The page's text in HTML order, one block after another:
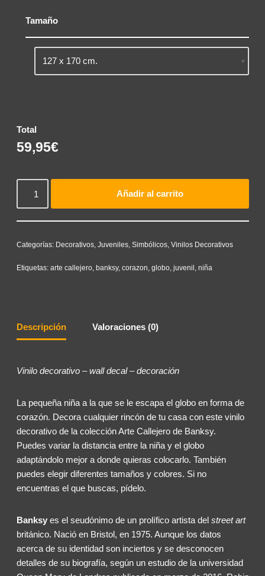
Tamaño
Total
59,95€
Añadir al carrito
Categorías: Decorativos, Juveniles, Simbólicos, Vinilos Decorativos
Etiquetas: arte callejero, banksy, corazon, globo, juvenil , niña
Descripción Valoraciones (0)
Vinilo decorativo – wall decal – decoración
La pequeña niña a la que se le escapa el globo en forma de
corazón. Decora cualquier rincón de tu casa con este vinilo
decorativo de la colección Arte Callejero de Banksy.
Puedes variar la distancia entre la niña y el globo
adaptándolo mejor a donde quieras colocarlo. También
puedes elegir diferentes tamaños y colores. Si no
encuentras el que buscas, pídelo.
Banksyes el seudónimo de un prolífico artista del street art
británico. Nació en Bristol, en 1975. Aunque los datos
acerca de su identidad son inciertos y se desconocen
detalles de su biografía, según un estudio de la universidad